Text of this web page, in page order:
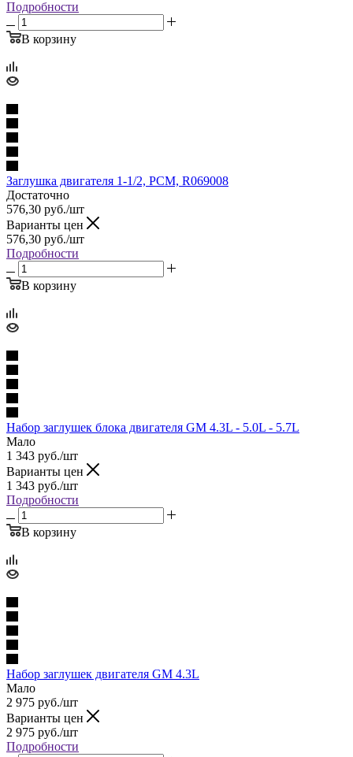
Подробности
В корзину
Заглушка двигателя 1-1/2, PCM, R069008
Достаточно
576,30 руб./шт
Варианты цен
576,30 руб./шт
Подробности
В корзину
Набор заглушек блока двигателя GM 4.3L - 5.0L - 5.7L
Мало
1 343 руб./шт
Варианты цен
1 343 руб./шт
Подробности
В корзину
Набор заглушек двигателя GM 4.3L
Мало
2 975 руб./шт
Варианты цен
2 975 руб./шт
Подробности